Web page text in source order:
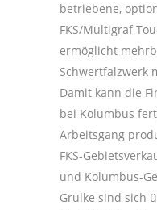
betriebene,
FKS/Multigraf
ermöglicht
Schwertfalzwerk
Damit kann die
bei Kolumbus
Arbeitsgang
FKS-
und Kolumbus-
Grulke sind sich